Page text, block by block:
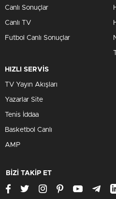
Canlı Sonuçlar
Canlı TV
Futbol Canlı Sonuçlar
HIZLI SERVİS
TV Yayın Akışları
Yazarlar Site
Tenis İddaa
Basketbol Canlı
AMP
BİZİ TAKİP ET